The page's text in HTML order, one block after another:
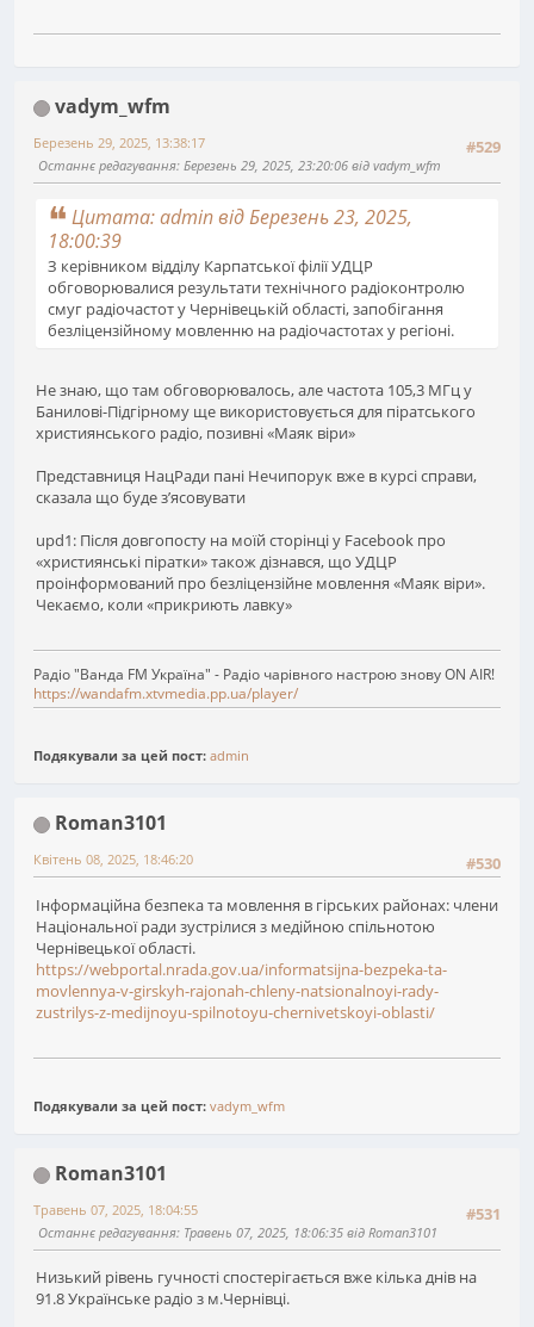
vadym_wfm
#529
Березень 29, 2025, 13:38:17
Останнє редагування: Березень 29, 2025, 23:20:06 від vadym_wfm
Цитата: admin від Березень 23, 2025,
18:00:39
З керівником відділу Карпатської філії УДЦР
обговорювалися результати технічного радіоконтролю
смуг радіочастот у Чернівецькій області, запобігання
безліцензійному мовленню на радіочастотах у регіоні.
Не знаю, що там обговорювалось, але частота 105,3 МГц у
Банилові-Підгірному ще використовується для піратського
християнського радіо, позивні «Маяк віри»
Представниця НацРади пані Нечипорук вже в курсі справи,
сказала що буде зʼясовувати
upd1: Після довгопосту на моїй сторінці у Facebook про
«християнські піратки» також дізнався, що УДЦР
проінформований про безліцензійне мовлення «Маяк віри».
Чекаємо, коли «прикриють лавку»
Радіо "Ванда FM Україна" - Радіо чарівного настрою знову ON AIR!
https://wandafm.xtvmedia.pp.ua/player/
Подякували за цей пост: admin
Roman3101
#530
Квітень 08, 2025, 18:46:20
Інформаційна безпека та мовлення в гірських районах: члени
Національної ради зустрілися з медійною спільнотою
Чернівецької області.
https://webportal.nrada.gov.ua/informatsijna-bezpeka-ta-
movlennya-v-girskyh-rajonah-chleny-natsionalnoyi-rady-
zustrilys-z-medijnoyu-spilnotoyu-chernivetskoyi-oblasti/
Подякували за цей пост: vadym_wfm
Roman3101
#531
Травень 07, 2025, 18:04:55
Останнє редагування: Травень 07, 2025, 18:06:35 від Roman3101
Низький рівень гучності спостерігається вже кілька днів на
91.8 Українське радіо з м.Чернівці.